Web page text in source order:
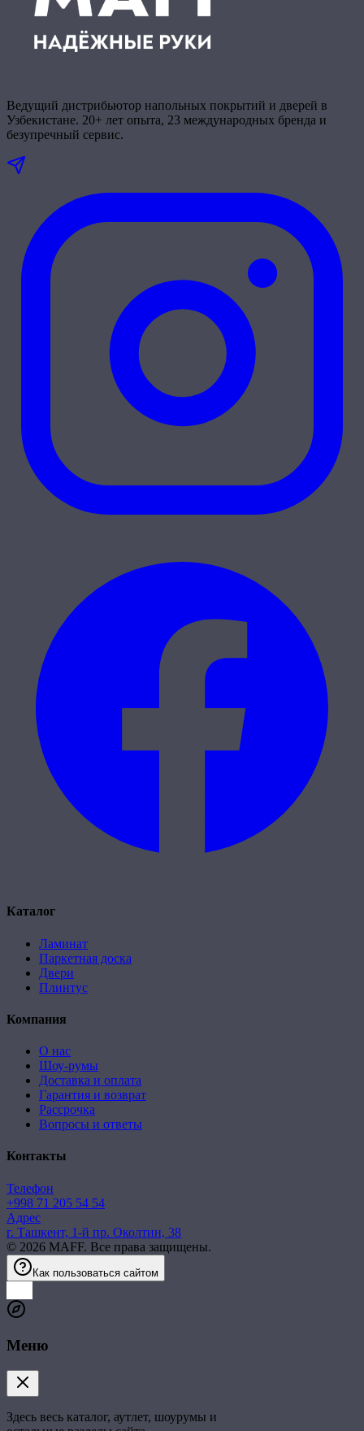
Ведущий дистрибьютор напольных покрытий и дверей в
Узбекистане. 20+ лет опыта, 23 международных бренда и
безупречный сервис.
Каталог
Ламинат
Паркетная доска
Двери
Плинтус
Компания
О нас
Шоу-румы
Доставка и оплата
Гарантия и возврат
Рассрочка
Вопросы и ответы
Контакты
Телефон
+998 71 205 54 54
Адрес
г. Ташкент, 1-й пр. Околтин, 38
© 2026 MAFF. Все права защищены.
Как пользоваться сайтом
Меню
Здесь весь каталог, аутлет, шоурумы и